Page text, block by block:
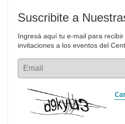
Suscribite a
Ingresá aquí tu e-mail para
invitaciones a los eventos del
Email